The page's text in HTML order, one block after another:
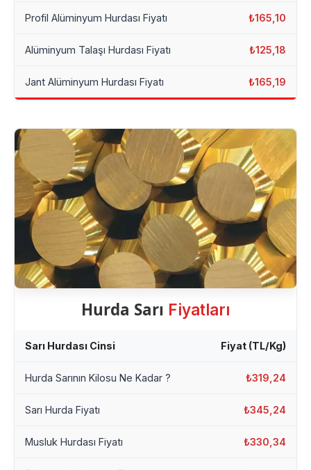
Profil Alüminyum Hurdası Fiyatı ₺165,10
Alüminyum Talaşı Hurdası Fiyatı ₺125,18
Jant Alüminyum Hurdası Fiyatı ₺165,19
Hurda Sarı Fiyatları
Sarı Hurdası Cinsi Fiyat (TL/Kg)
Hurda Sarının Kilosu Ne Kadar ? ₺319,24
Sarı Hurda Fiyatı ₺345,24
Musluk Hurdası Fiyatı ₺330,34